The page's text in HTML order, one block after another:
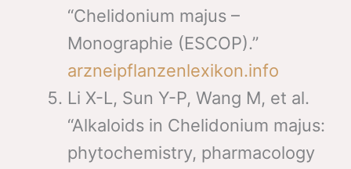
“Chelidonium majus –
Monographie (ESCOP).”
arzneipflanzenlexikon.info
Li X-L, Sun Y-P, Wang M, et al.
“Alkaloids in Chelidonium majus:
phytochemistry, pharmacology